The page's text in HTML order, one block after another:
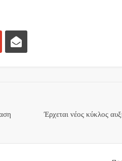
Έρχεται νέος κύκλος